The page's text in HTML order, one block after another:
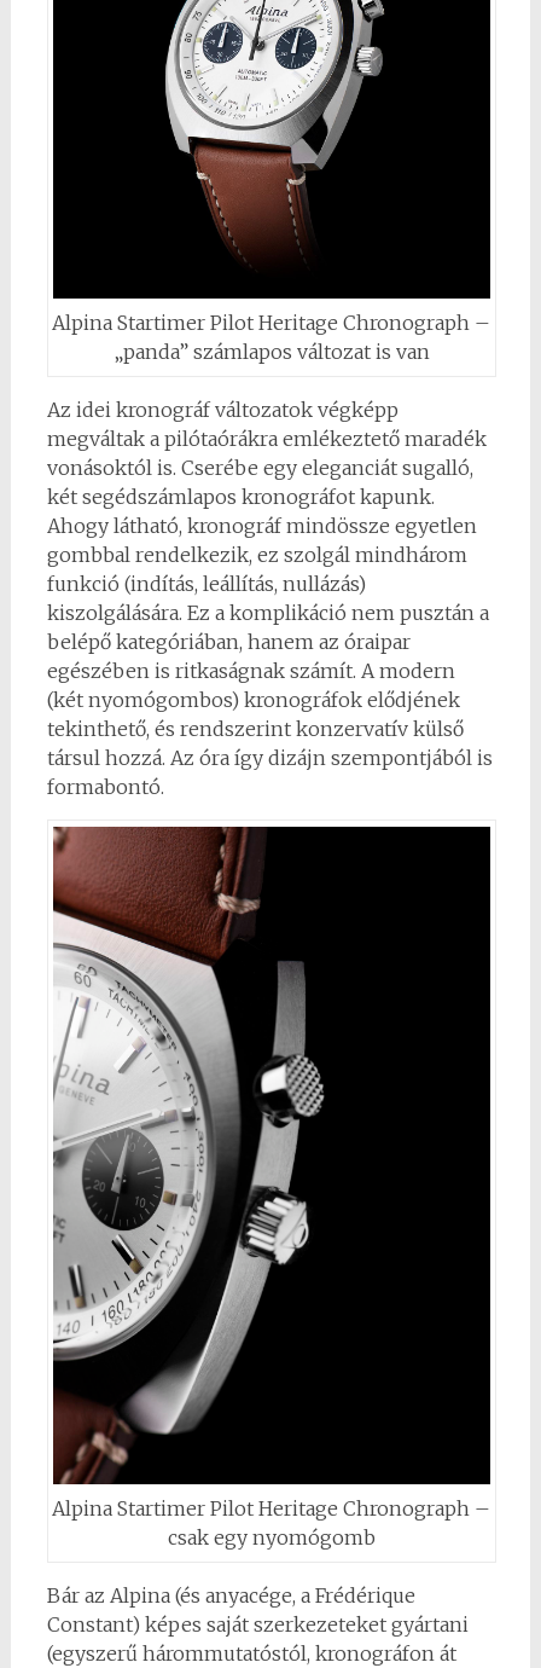
Alpina Startimer Pilot Heritage Chronograph –
„panda” számlapos változat is van
Az idei kronográf változatok végképp
megváltak a pilótaórákra emlékeztető maradék
vonásoktól is. Cserébe egy eleganciát sugalló,
két segédszámlapos kronográfot kapunk.
Ahogy látható, kronográf mindössze egyetlen
gombbal rendelkezik, ez szolgál mindhárom
funkció (indítás, leállítás, nullázás)
kiszolgálására. Ez a komplikáció nem pusztán a
belépő kategóriában, hanem az óraipar
egészében is ritkaságnak számít. A modern
(két nyomógombos) kronográfok elődjének
tekinthető, és rendszerint konzervatív külső
társul hozzá. Az óra így dizájn szempontjából is
formabontó.
Alpina Startimer Pilot Heritage Chronograph –
csak egy nyomógomb
Bár az Alpina (és anyacége, a Frédérique
Constant) képes saját szerkezeteket gyártani
(egyszerű hárommutatóstól, kronográfon át